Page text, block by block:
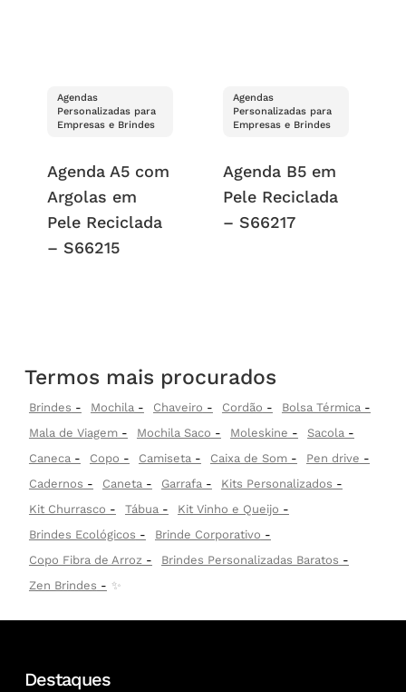
Agendas
Personalizadas para
Empresas e Brindes
Agenda A5 com
Argolas em
Pele Reciclada
– S66215
Agendas
Personalizadas para
Empresas e Brindes
Agenda B5 em
Pele Reciclada
– S66217
Termos mais procurados
Brindes Mochila Chaveiro Cordão
Bolsa Térmica
Mala de Viagem
Mochila Saco Moleskine
Sacola
Caneca
Copo Camiseta Caixa de Som
Pen drive
Cadernos
Caneta Garrafa
Kits Personalizados
Kit Churrasco
Tábua
Kit Vinho e Queijo
Brindes Ecológicos
Brinde Corporativo
Copo Fibra de Arroz
Brindes Personalizadas Baratos
Zen Brindes
✨
Destaques